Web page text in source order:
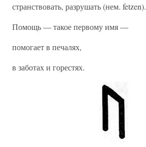
странствовать, разрушать (нем. fetzen).
Помощь — такое первому имя —
помогает в печалях,
в заботах и горестях.